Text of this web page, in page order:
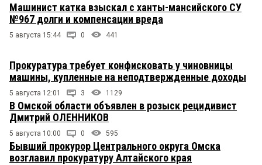
Машинист катка взыскал с ханты-мансийского СУ
№967 долги и компенсации вреда
5 августа 15:44 0 441
Прокуратура требует конфисковать у чиновницы
машины, купленные на неподтвержденные доходы
5 августа 12:01 3 1129
В Омской области объявлен в розыск рецидивист
Дмитрий ОЛЕННИКОВ
5 августа 10:00 0 595
Бывший прокурор Центрального округа Омска
возглавил прокуратуру Алтайского края